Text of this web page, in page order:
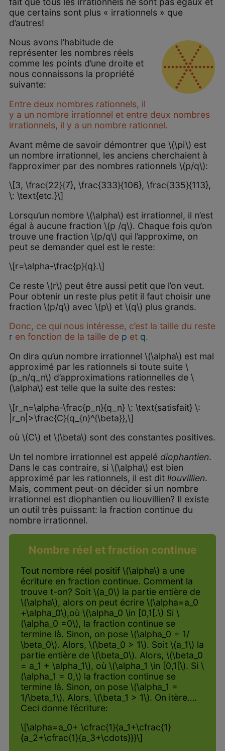
que certains sont plus « irrationnels » que
d’autres!
Nous avons l’habitude de
représenter les nombres réels
comme les points d’une droite et
nous connaissons la propriété
suivante:
Entre deux nombres rationnels, il
y a un nombre irrationnel et entre deux nombres
irrationnels, il y a un nombre rationnel.
Avant même de savoir démontrer que \(\pi\) est
un nombre irrationnel, les anciens cherchaient à
l’approximer par des nombres rationnels \(p/q\):
\[3, \frac{22}{7}, \frac{333}{106}, \frac{335}{113},
\: \text{etc.}\]
Lorsqu’un nombre \(\alpha\) est irrationnel, il n’est
égal à aucune fraction \(p /q\). Chaque fois qu’on
trouve une fraction \(p/q\) qui l’approxime, on
peut se demander quel est le reste:
\[r=\alpha-\frac{p}{q}.\]
Ce reste \(r\) peut être aussi petit que l’on veut.
Pour obtenir un reste plus petit il faut choisir une
fraction \(p/q\) avec \(p\) et \(q\) plus grands.
Donc, ce qui nous intéresse, c’est la taille du reste
r en fonction de la taille de p et q.
On dira qu’un nombre irrationnel \(\alpha\) est mal
approximé par les rationnels si toute suite \
(p_n/q_n\) d’approximations rationnelles de \
(\alpha\) est telle que la suite des restes:
\[r_n=\alpha-\frac{p_n}{q_n} \: \text{satisfait} \:
|r_n|>\frac{C}{q_{n}^{\beta}},\]
où \(C\) et \(\beta\) sont des constantes positives.
Un tel nombre irrationnel est appelé diophantien.
Dans le cas contraire, si \(\alpha\) est bien
approximé par les rationnels, il est dit liouvillien.
Mais, comment peut-on décider si un nombre
irrationnel est diophantien ou liouvillien? Il existe
un outil très puissant: la fraction continue du
nombre irrationnel.
Nombre réel et fraction continue
Tout nombre réel positif \(\alpha\) a une
écriture en fraction continue. Comment la
trouve t-on? Soit \(a_0\) la partie entière de
\(\alpha\), alors on peut écrire \(\alpha=a_0
+\alpha_0\),où \(\alpha_0 \in [0,1[.\) Si \
(\alpha_0 =0\), la fraction continue se
termine là. Sinon, on pose \(\alpha_0 = 1/
\beta_0\). Alors, \(\beta_0 > 1\). Soit \(a_1\) la
partie entière de \(\beta_0\). Alors, \(\beta_0
= a_1 + \alpha_1\), où \(\alpha_1 \in [0,1[\). Si \
(\alpha_1 = 0,\) la fraction continue se
termine là. Sinon, on pose \(\alpha_1 =
1/\beta_1\). Alors, \(\beta_1 > 1\). On itère….
Ceci donne l’écriture:
\[\alpha=a_0+ \cfrac{1}{a_1+\cfrac{1}
{a_2+\cfrac{1}{a_3+\cdots}}}\]